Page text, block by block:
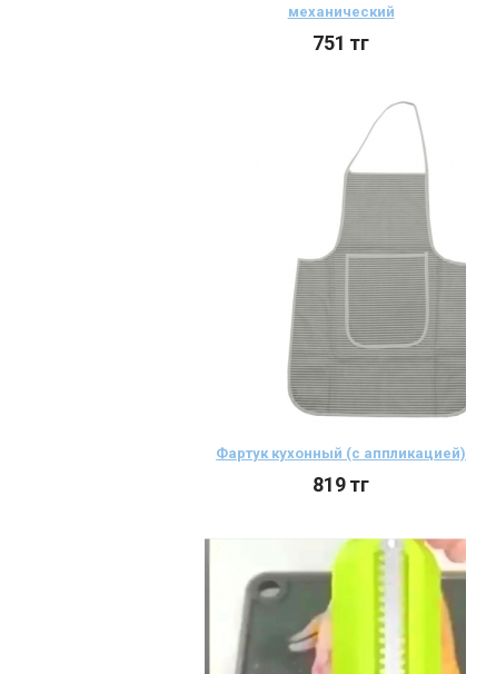
механический
751 тг
Фартук кухонный (с аппликацией)
819тг